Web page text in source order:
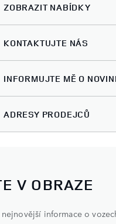
ZOBRAZIT NABÍDKY
KONTAKTUJTE NÁS
INFORMUJTE MĚ O
ADRESY PRODEJCŮ
V OBRAZE
informace o